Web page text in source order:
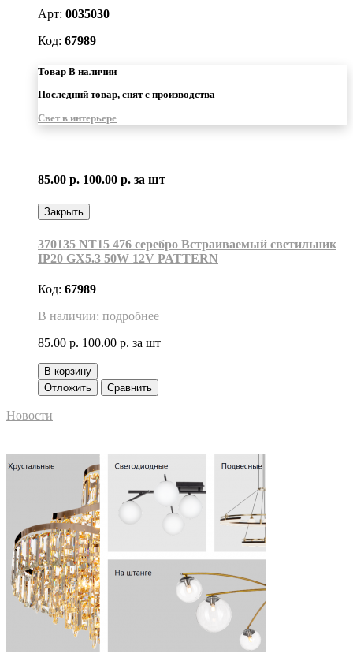
Арт: 0035030
Код: 67989
Товар В наличии
Последний товар, снят с производства
Свет в интерьере
85.00 р. 100.00 р. за шт
Закрыть
370135 NT15 476 серебро Встраиваемый светильник
IP20 GX5.3 50W 12V PATTERN
Код: 67989
В наличии: подробнее
85.00 р. 100.00 р. за шт
В корзину
Отложить
Сравнить
Новости